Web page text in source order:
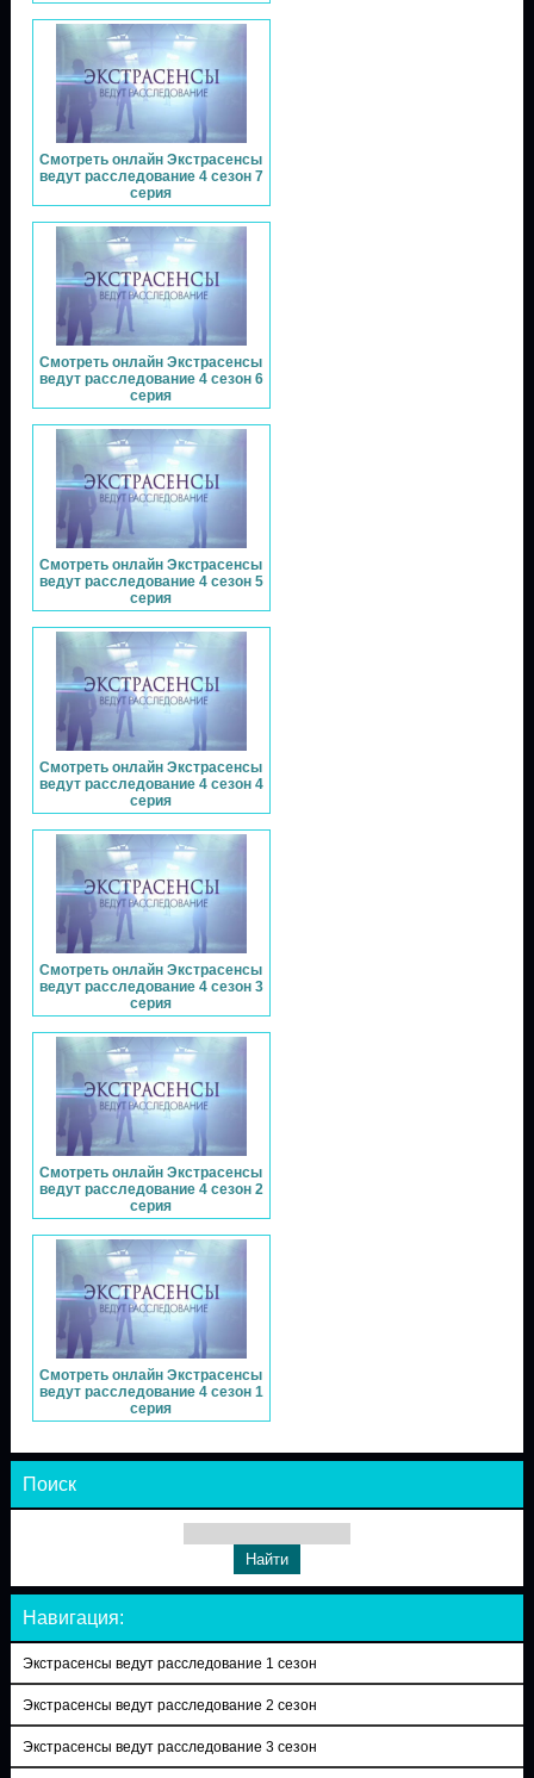
Смотреть онлайн Экстрасенсы
ведут расследование 4 сезон 7
серия
Смотреть онлайн Экстрасенсы
ведут расследование 4 сезон 6
серия
Смотреть онлайн Экстрасенсы
ведут расследование 4 сезон 5
серия
Смотреть онлайн Экстрасенсы
ведут расследование 4 сезон 4
серия
Смотреть онлайн Экстрасенсы
ведут расследование 4 сезон 3
серия
Смотреть онлайн Экстрасенсы
ведут расследование 4 сезон 2
серия
Смотреть онлайн Экстрасенсы
ведут расследование 4 сезон 1
серия
Поиск
Навигация:
Экстрасенсы ведут расследование 1 сезон
Экстрасенсы ведут расследование 2 сезон
Экстрасенсы ведут расследование 3 сезон